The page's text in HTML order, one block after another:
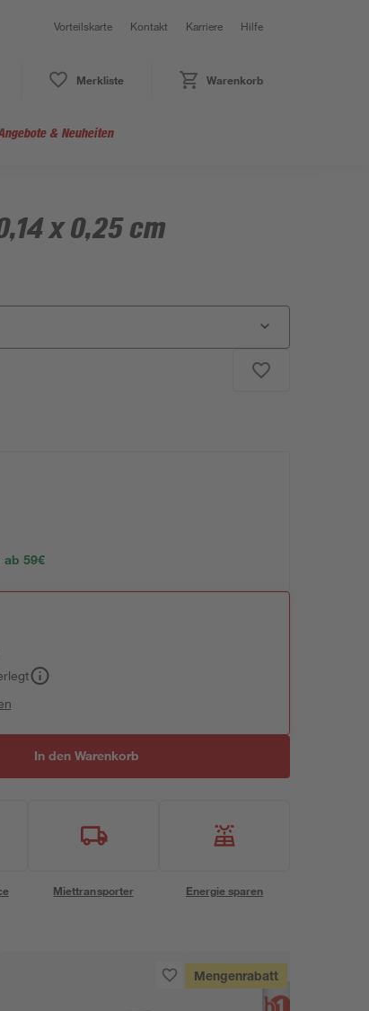
Vorteilskarte Kontakt Karriere Hilfe
Merkliste Warenkorb
& Neuheiten
x 0,25 cm
ab 59€
In den Warenkorb
Miettransporter Energie sparen
Mengenrabatt